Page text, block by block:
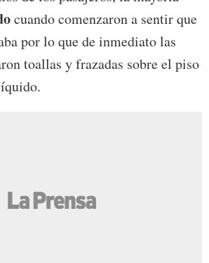
cuando comenzaron a sentir que
por lo que de inmediato las
toallas y frazadas sobre el piso